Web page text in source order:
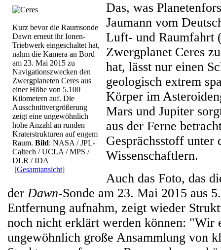
Kurz bevor die Raumsonde
Dawn erneut ihr Ionen-
Triebwerk eingeschaltet hat,
nahm die Kamera an Bord
am 23. Mai 2015 zu
Navigationszwecken den
Zwergplaneten Ceres aus
einer Höhe von 5.100
Kilometern auf. Die
Ausschnittvergrößerung
zeigt eine ungewöhnlich
hohe Anzahl an runden
Kraterstrukturen auf engem
Raum. Bild: NASA / JPL-
Caltech / UCLA / MPS /
DLR / IDA
[Gesamtansicht]
Das, was
Jaumann vom
Luft- und Raumfahrt
Zwergplanet Ceres
hat, lässt nur einen
geologisch extrem
Körper im
Mars und Jupiter
aus der Ferne
Gesprächsstoff unter
Wissenschaftlern.
Auch das Foto, das
derDawn-Sonde am 23. Mai 2015 aus
Entfernung aufnahm, zeigt wieder
noch nicht erklärt werden können: "Wir
ungewöhnlich große Ansammlung von